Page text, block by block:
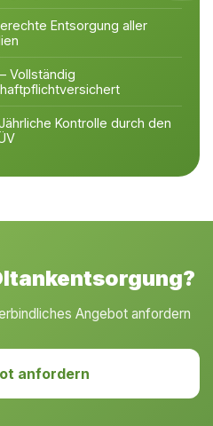
Entsorgung aller
– Vollständig
haftpflichtversichert
Kontrolle durch den
Angebot anfordern
anfordern